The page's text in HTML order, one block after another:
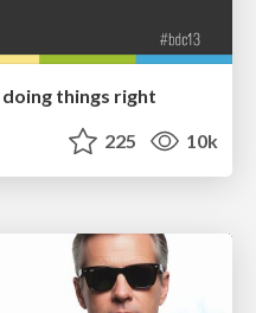
things right
225 10k